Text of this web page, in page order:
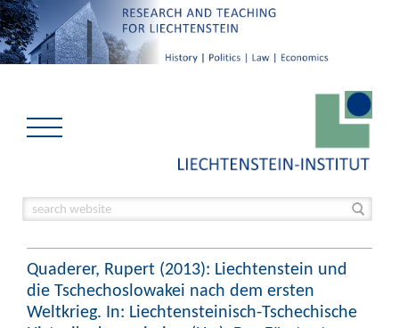
Quaderer, Rupert (2013): Liechtenstein und
die Tschechoslowakei nach dem ersten
Weltkrieg. In: Liechtensteinisch-Tschechische